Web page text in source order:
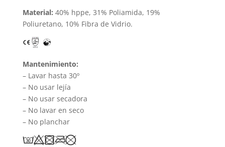
Material: 40% hppe, 31% Poliamida, 19%
Poliuretano, 10% Fibra de Vidrio.
Mantenimiento:
– Lavar hasta 30º
– No usar lejía
– No usar secadora
– No lavar en seco
– No planchar